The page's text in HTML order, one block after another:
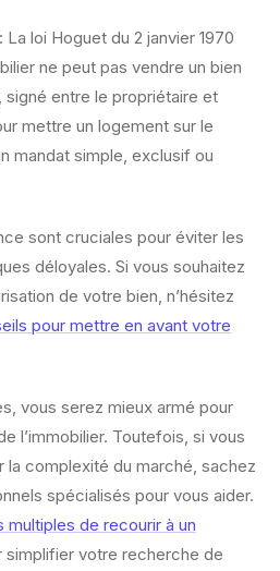
: La loi Hoguet du 2 janvier 1970
ne peut pas vendre un bien
signé entre le propriétaire et
mettre un logement sur le
mandat simple, exclusif ou
sont cruciales pour éviter les
déloyales. Si vous souhaitez
de votre bien, n’hésitez
pour mettre en avant votre
vous serez mieux armé pour
l’immobilier. Toutefois, si vous
la complexité du marché, sachez
spécialisés pour vous aider.
multiples de recourir à un
simplifier votre recherche de